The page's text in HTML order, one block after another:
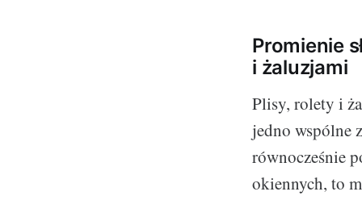
Promienie
i żaluzjami
Plisy, rolety i
jedno wspólne
równocześnie
okiennych, to